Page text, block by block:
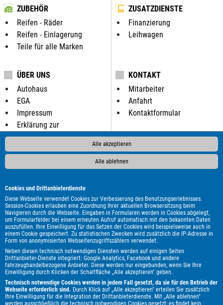
Alle akzeptieren
Alle ablehnen
Cookies und Drittanbieterdienste
Diese Webseite verwendet Cookies zur Verbesserung des Benutzungserlebnisses.
Session-Cookies erlauben eine Zuordnung Ihrer aktuellen Browsersitzung beim
Navigieren durch die Webseite. Eingaben in Formularen werden in Cookies abgelegt,
um Formularfelder bei einem erneuten Aufruf automatisch mit den bekannten Daten
auszufüllen. Ihre Einwilligung für das Setzen der Cookies wird beispielsweise auch in
einem Cookie gespeichert. Zu statistischen Zwecken wird zusätzlich die IP-Adresse in
Form von anonymisierten Webseitenzugriffszählern verwendet.
Neben diesen technisch notwendigen Diensten werden auf einigen Seiten
Drittanbieter-Dienste integriert: Google Analytics, Facebook und andere
fahrzeughandelbezogene Anbieter. Diese werden nur eingebunden, wenn Sie Ihre
Einwilligung durch Klicken der Schaltfläche „Alle akzeptieren" geben.
Technisch notwendige Cookies werden in jedem Fall gesetzt, da sie für den Betrieb der
Webseite erforderlich sind. Durch Klick auf „Alle akzeptieren" erteilen Sie zusätzlich
Ihre Einwilligung für die Integration der Drittanbieterdienste. Mit „Alle ablehnen"
werden ausschließlich die technisch notwendigen Cookies gesetzt; es findet kein
ZUBEHÖR
Reifen - Räder
Reifen - Einlagerung
Teile für alle Marken
ZUSATZDIENSTE
Finanzierung
Leihwagen
ÜBER UNS
Autohaus
EGA
Impressum
Erklärung zur
Barrierefreiheit
KONTAKT
Mitarbeiter
Anfahrt
Kontaktformular
Als Autohändler bieten wir Ihnen in unserem Automarkt
Gebrauchtwagen, Jahreswagen und Neuwagen folgender
Automarken an:
Abarth Aixam Alfa Romeo Audi BMW
Borgward
Chevrolet
Citroën Cupra DFSK DS Automobiles
Dodge
Fiat Ford Honda Hyundai Jaguar
Kia
Lada Land Rover Lexus MF MG MINI
Maserati
Mazda
Mercedes-Benz Mitsubishi Nissan
Opel
Peugeot
Renault Royal Alloy Seat Skoda
Smart